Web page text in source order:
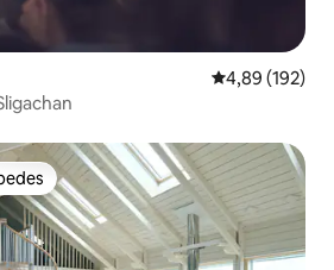
4,89 de uma
4,89 (192)
dos hóspedes